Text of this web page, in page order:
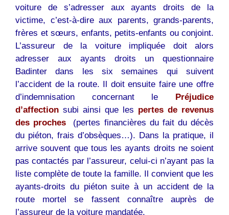
voiture de s’adresser aux ayants droits de la
victime, c’est-à-dire aux parents, grands-parents,
frères et sœurs, enfants, petits-enfants ou conjoint.
L’assureur de la voiture impliquée doit alors
adresser aux ayants droits un questionnaire
Badinter dans les six semaines qui suivent
l’accident de la route. Il doit ensuite faire une offre
d’indemnisation concernant le Préjudice
d’affection subi ainsi que les pertes de revenus
des proches
(pertes financières du fait du décès
du piéton, frais d’obsèques…). Dans la pratique, il
arrive souvent que tous les ayants droits ne soient
pas contactés par l’assureur, celui-ci n’ayant pas la
liste complète de toute la famille. Il convient que les
ayants-droits du piéton suite à un accident de la
route mortel se fassent connaître auprès de
l’assureur de la voiture mandatée.